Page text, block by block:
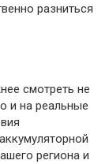
разниться
смотреть не
и на реальные
региона и